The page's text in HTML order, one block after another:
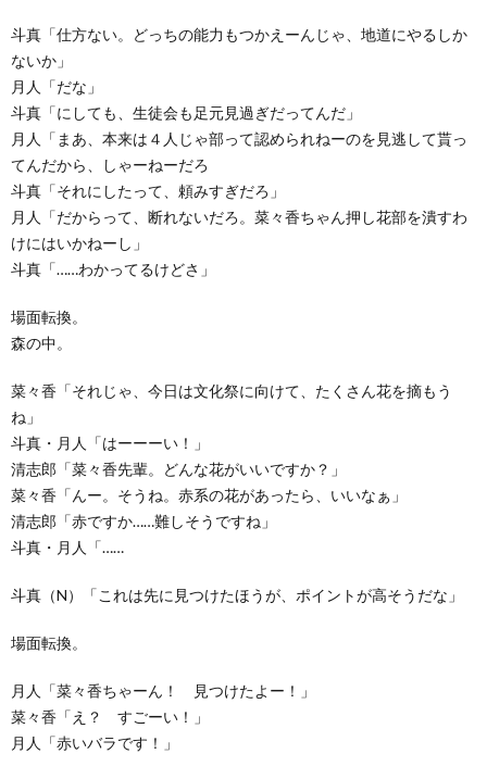
斗真「仕方ない。どっちの能力もつかえーんじゃ、地道にやるしか
ないか」
月人「だな」
斗真「にしても、生徒会も足元見過ぎだってんだ」
月人「まあ、本来は４人じゃ部って認められねーのを見逃して貰っ
てんだから、しゃーねーだろ
斗真「それにしたって、頼みすぎだろ」
月人「だからって、断れないだろ。菜々香ちゃん押し花部を潰すわ
けにはいかねーし」
斗真「……わかってるけどさ」
場面転換。
森の中。
菜々香「それじゃ、今日は文化祭に向けて、たくさん花を摘もう
ね」
斗真・月人「はーーーい！」
清志郎「菜々香先輩。どんな花がいいですか？」
菜々香「んー。そうね。赤系の花があったら、いいなぁ」
清志郎「赤ですか……難しそうですね」
斗真・月人「……
斗真（N）「これは先に見つけたほうが、ポイントが高そうだな」
場面転換。
月人「菜々香ちゃーん！ 見つけたよー！」
菜々香「え？ すごーい！」
月人「赤いバラです！」